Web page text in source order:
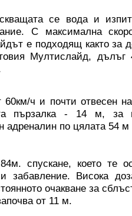
се вода и
С максимална
е подходящ както за
Мултислайд,
ч и почти отвесен
пързалка - 14 м, за
адреналин по цялата 54
спускане, което те
забавление. Висока
очакване за
от 11 м.